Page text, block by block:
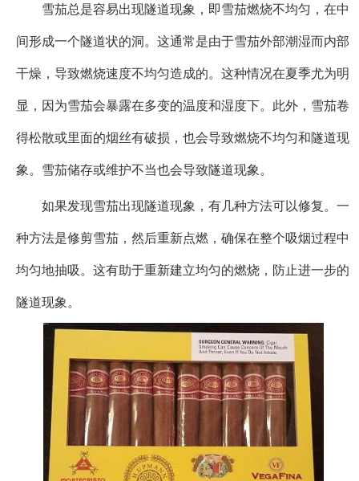
雪茄总是容易出现隧道现象，即雪茄燃烧不均匀，在中
间形成一个隧道状的洞。这通常是由于雪茄外部潮湿而内部
干燥，导致燃烧速度不均匀造成的。这种情况在夏季尤为明
显，因为雪茄会暴露在多变的温度和湿度下。此外，雪茄卷
得松散或里面的烟丝有破损，也会导致燃烧不均匀和隧道现
象。雪茄储存或维护不当也会导致隧道现象。
如果发现雪茄出现隧道现象，有几种方法可以修复。一
种方法是修剪雪茄，然后重新点燃，确保在整个吸烟过程中
均匀地抽吸。这有助于重新建立均匀的燃烧，防止进一步的
隧道现象。